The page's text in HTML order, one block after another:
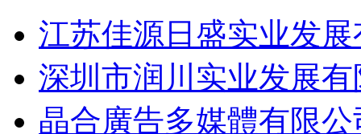
江苏佳源日盛实业发
深圳市润川实业发展
晶合廣告多媒體有限公